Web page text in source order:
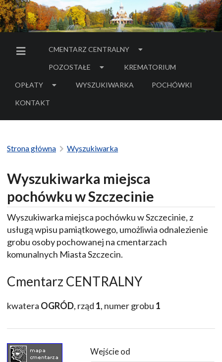
MENU BOCZNE
CMENTARZ CENTRALNY
POZOSTAŁE KREMATORIUM
OPŁATY WYSZUKIWARKA POCHÓWKI
- LINK DO SERWISU
KONTAKT
Strona główna Wyszukiwarka
Wyszukiwarka miejsca
pochówku w Szczecinie
Wyszukiwarka miejsca pochówku w Szczecinie, z
usługą wpisu pamiątkowego, umożliwia odnalezienie
grobu osoby pochowanej na cmentarzach
komunalnych Miasta Szczecin.
Cmentarz CENTRALNY
kwatera OGRÓD, rząd 1, numer grobu 1
Wejście od